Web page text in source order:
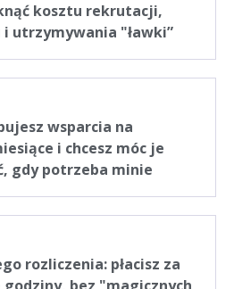
kosztu rekrutacji,
utrzymywania "ławki”
wsparcia na
i chcesz móc je
gdy potrzeba minie
rozliczenia: płacisz za